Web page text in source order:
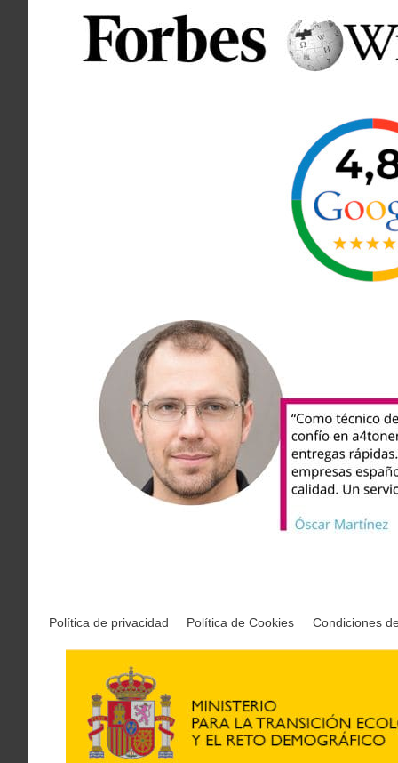
Política de privacidad Política de Cookies Condiciones